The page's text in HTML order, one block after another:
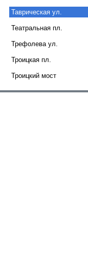
Таврическая ул.
Театральная пл.
Трефолева ул.
Троицкая пл.
Троицкий мост